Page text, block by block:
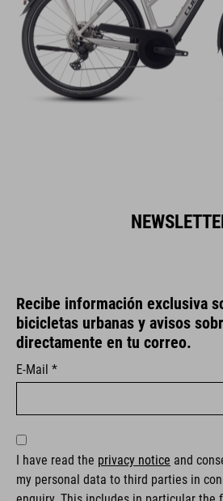
Recibe información exclusiva
bicicletas urbanas y avisos
directamente en tu correo.
E-Mail *
I have read the privacy notice and
my personal data to third parties in